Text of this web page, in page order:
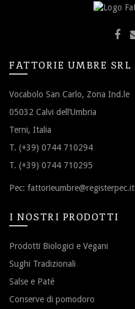
FATTORIE UMBRE SRL
Vocabolo San Carlo, Zona Ind.le
05032 Calvi dell’Umbria
Terni, Italia
T. (+39) 0744 710294
T. (+39) 0744 710295
Pec: fattorieumbre@registerpec.it
I NOSTRI PRODOTTI
Prodotti Biologici e Vegani
Sughi Tradizionali
Salse e Paté
Conserve di pomodoro